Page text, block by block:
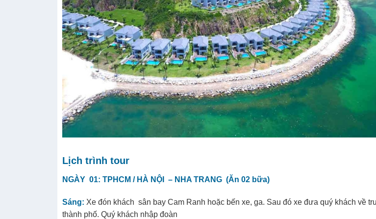
Lịch trình tour
NGÀY 01: TPHCM / HÀ NỘI – NHA TRANG (Ăn 02 bữa)
Sáng: Xe đón khách sân bay Cam Ranh hoặc bến xe, ga. Sau đó xe đưa quý khách về
thành phố. Quý khách nhập đoàn